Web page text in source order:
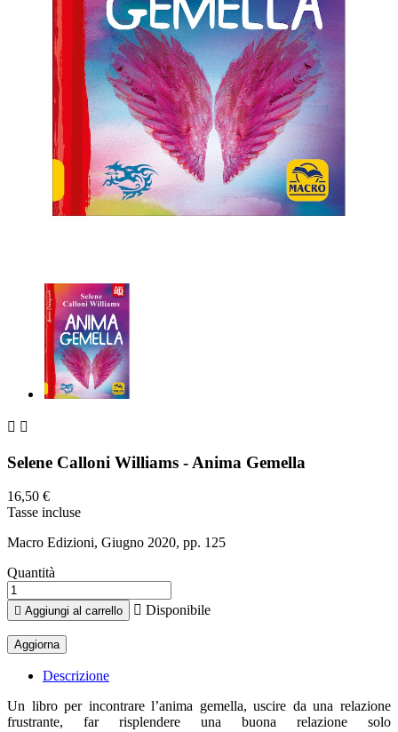
 
Selene Calloni Williams - Anima Gemella
16,50 €
Tasse incluse
Macro Edizioni, Giugno 2020, pp. 125
Quantità
 Aggiungi al carrello  Disponibile
Descrizione
Un libro per incontrare l’anima gemella, uscire da una relazione
frustrante, far risplendere una buona relazione solo